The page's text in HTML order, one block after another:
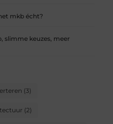
mkb écht?
slimme keuzes, meer
(3)
(2)